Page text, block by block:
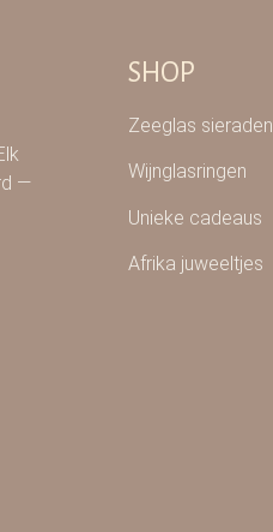
—
SHOP
Zeeglas sieraden
Wijnglasringen
Unieke cadeaus
Afrika juweeltjes